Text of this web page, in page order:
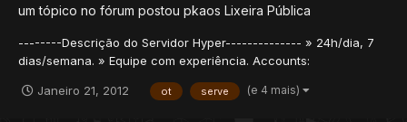
um tópico no fórum postou pkaos Lixeira Pública
--------Descrição do Servidor Hyper-------------- » 24h/dia, 7
dias/semana. » Equipe com experiência. Accounts:
Yurots com umas Modificações. » Excelente suporte » Suporte
Janeiro 21, 2012 ot serve (e 4 mais)